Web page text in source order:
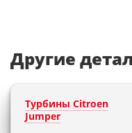
Другие
Турбины Citroen
Jumper